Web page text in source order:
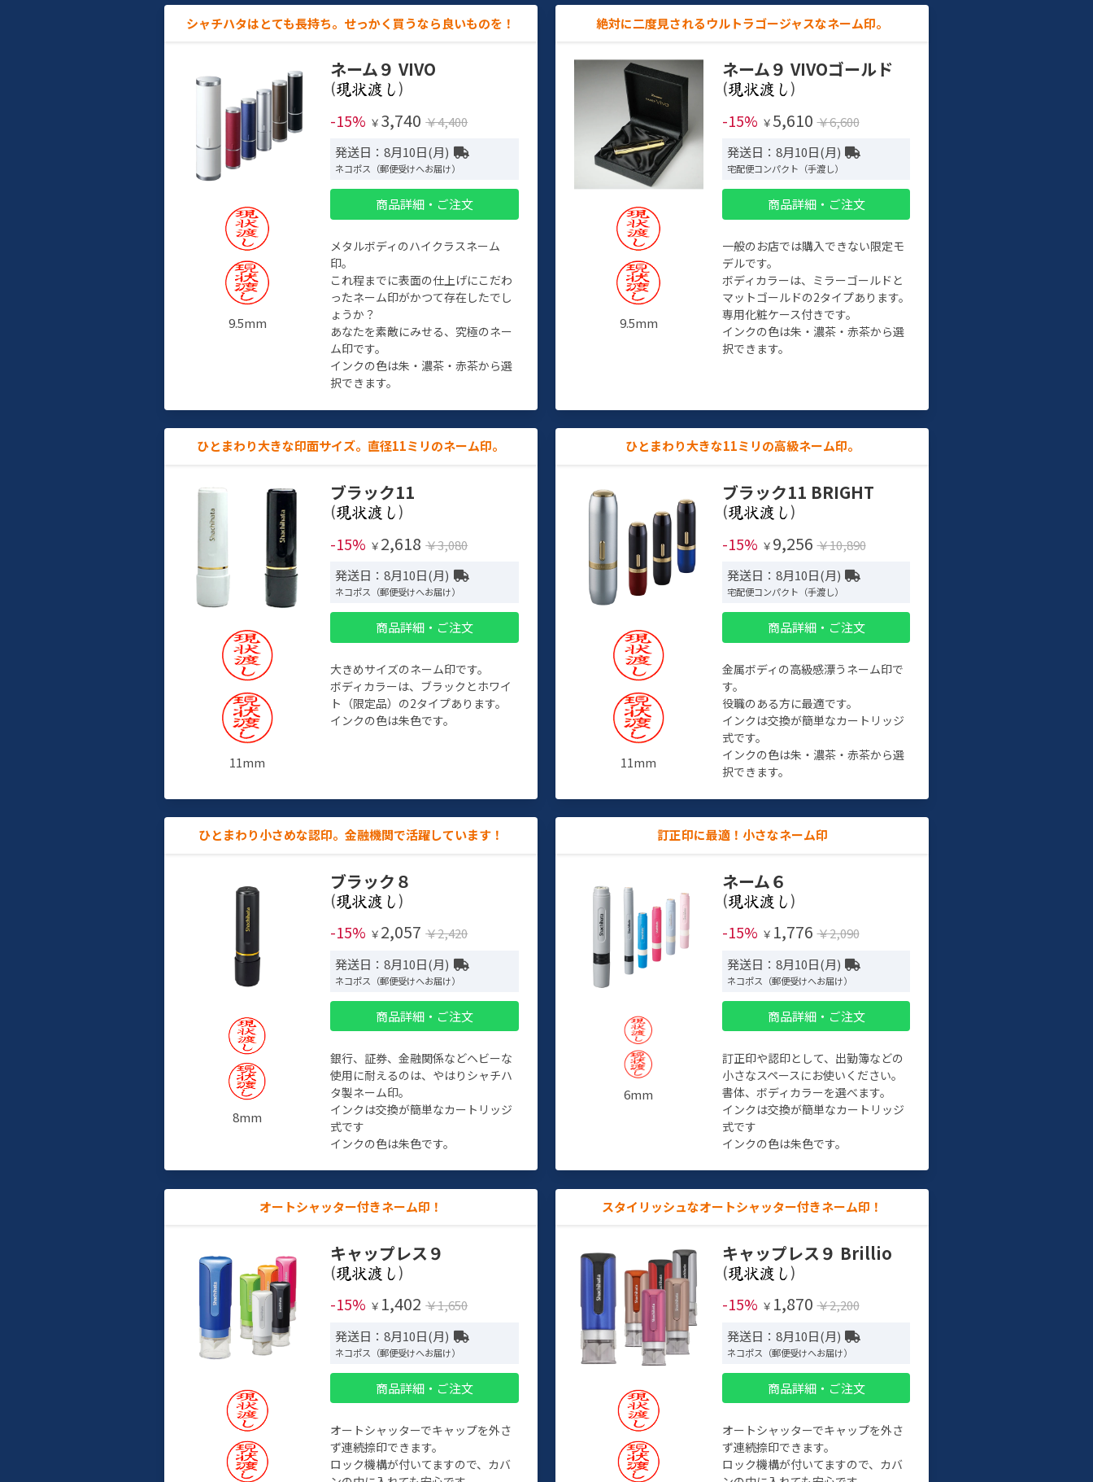
シャチハタはとても長持ち。せっかく買うなら良いものを！
9.5mm
ネーム９ VIVO
(
)
-15% ￥ 3,740 ￥4,400
発送日：8月10日(月)
ネコポス（郵便受けへお届け）
商品詳細・ご注文
メタルボディのハイクラスネーム
印。
これ程までに表面の仕上げにこだわ
ったネーム印がかつて存在したでし
ょうか？
あなたを素敵にみせる、究極のネー
ム印です。
インクの色は朱・濃茶・赤茶から選
択できます。
絶対に二度見されるウルトラゴージャスなネーム印。
9.5mm
ネーム９ VIVOゴールド
(
)
-15% ￥ 5,610 ￥6,600
発送日：8月10日(月)
宅配便コンパクト（手渡し）
商品詳細・ご注文
一般のお店では購入できない限定モ
デルです。
ボディカラーは、ミラーゴールドと
マットゴールドの2タイプあります。
専用化粧ケース付きです。
インクの色は朱・濃茶・赤茶から選
択できます。
ひとまわり大きな印面サイズ。直径11ミリのネーム印。
11mm
ブラック11
(
)
-15% ￥ 2,618 ￥3,080
発送日：8月10日(月)
ネコポス（郵便受けへお届け）
商品詳細・ご注文
大きめサイズのネーム印です。
ボディカラーは、ブラックとホワイ
ト（限定品）の2タイプあります。
インクの色は朱色です。
ひとまわり大きな11ミリの高級ネーム印。
11mm
ブラック11 BRIGHT
(
)
-15% ￥ 9,256 ￥10,890
発送日：8月10日(月)
宅配便コンパクト（手渡し）
商品詳細・ご注文
金属ボディの高級感漂うネーム印で
す。
役職のある方に最適です。
インクは交換が簡単なカートリッジ
式です。
インクの色は朱・濃茶・赤茶から選
択できます。
ひとまわり小さめな認印。金融機関で活躍しています！
8mm
ブラック８
(
)
-15% ￥ 2,057 ￥2,420
発送日：8月10日(月)
ネコポス（郵便受けへお届け）
商品詳細・ご注文
銀行、証券、金融関係などヘビーな
使用に耐えるのは、やはりシャチハ
タ製ネーム印。
インクは交換が簡単なカートリッジ
式です
インクの色は朱色です。
訂正印に最適！小さなネーム印
6mm
ネーム６
(
)
-15% ￥ 1,776 ￥2,090
発送日：8月10日(月)
ネコポス（郵便受けへお届け）
商品詳細・ご注文
訂正印や認印として、出勤簿などの
小さなスペースにお使いください。
書体、ボディカラーを選べます。
インクは交換が簡単なカートリッジ
式です
インクの色は朱色です。
オートシャッター付きネーム印！
キャップレス９
(
)
-15% ￥ 1,402 ￥1,650
発送日：8月10日(月)
ネコポス（郵便受けへお届け）
商品詳細・ご注文
オートシャッターでキャップを外さ
ず連続捺印できます。
ロック機構が付いてますので、カバ
スタイリッシュなオートシャッター付きネーム印！
キャップレス９ Brillio
(
)
-15% ￥ 1,870 ￥2,200
発送日：8月10日(月)
ネコポス（郵便受けへお届け）
商品詳細・ご注文
オートシャッターでキャップを外さ
ず連続捺印できます。
ロック機構が付いてますので、カバ